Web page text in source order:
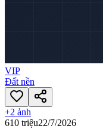
VIP
Đất nền
+2 ảnh
610 triệu22/7/2026